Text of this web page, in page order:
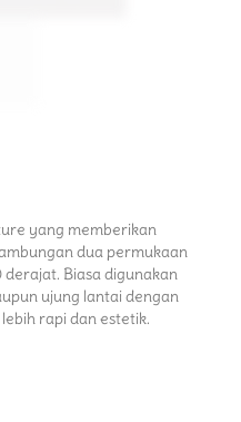
yang memberikan
dua permukaan
Biasa digunakan
ujung lantai dengan
rapi dan estetik.